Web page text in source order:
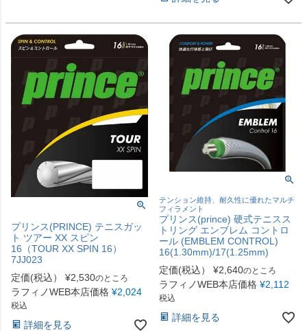
プリンス(PRINCE) テニスガッ
ト ツアー XX スピン
16（TOUR XX SPIN 16）
7JJ023
定価(税込）
¥2,530のところ
ラフィノWEB本店価格 ¥2,024
税込
詳細を見る
テンション維持、耐久性に優れたマルチ
フィラメント
プリンス(prince) 硬式テニスス
トリング エンブレム コントロ
ール (EMBLEM CONTROL)
16(1.30mm)/17(1.25mm)
定価(税込）
¥2,640のところ
ラフィノWEB本店価格 ¥2,112
税込
詳細を見る